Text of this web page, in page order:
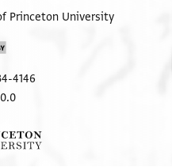
Princeton University
4146